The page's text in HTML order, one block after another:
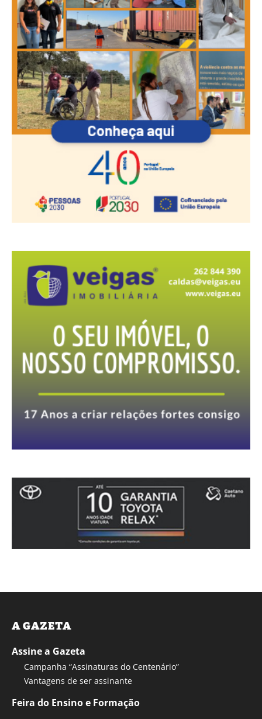
A GAZETA
Assine a Gazeta
Campanha “Assinaturas do Centenário”
Vantagens de ser assinante
Feira do Ensino e Formação